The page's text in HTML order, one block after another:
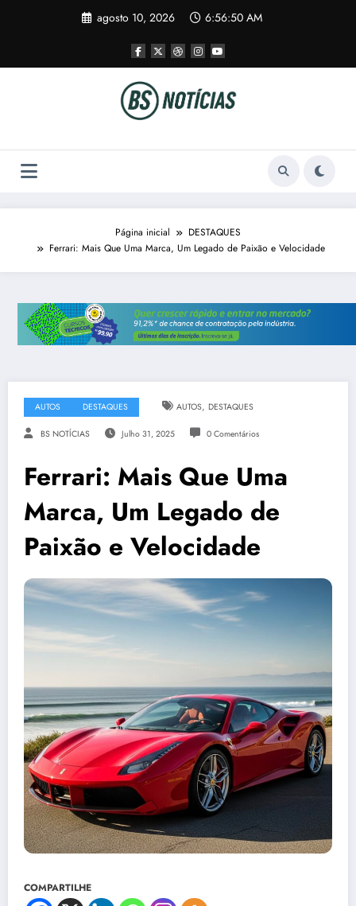
agosto 10, 2026 6:56:50 AM
Página inicial
DESTAQUES
Ferrari: Mais Que Uma Marca, Um Legado de Paixão e Velocidade
AUTOS DESTAQUES AUTOS, DESTAQUES
BS NOTÍCIAS Julho 31, 2025 0 Comentários
Ferrari: Mais Que Uma
Marca, Um Legado de
Paixão e Velocidade
COMPARTILHE